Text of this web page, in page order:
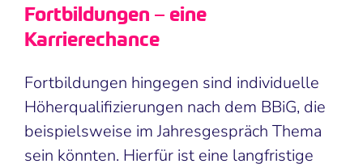
Fortbildungen – eine
Karrierechance
Fortbildungen hingegen sind individuelle
Höherqualifizierungen nach dem BBiG, die
beispielsweise im Jahresgespräch Thema
sein könnten. Hierfür ist eine langfristige